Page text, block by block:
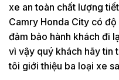
xe an toàn chất lượng
Camry Honda City có
đảm bảo hành khách đi
vì vậy quý khách hãy tin
tôi giới thiệu ba loại xe